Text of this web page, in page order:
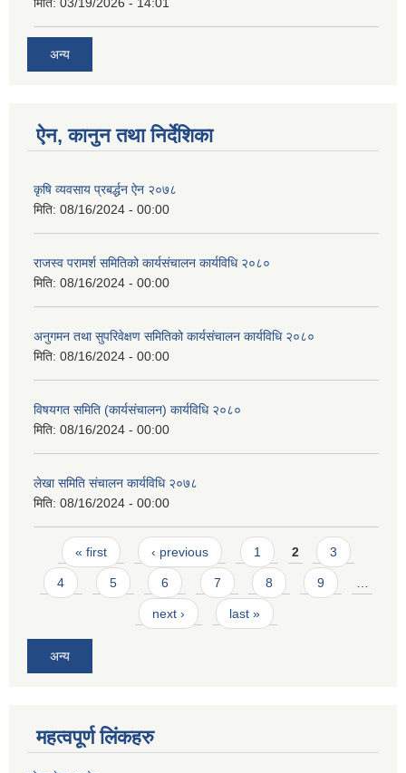
मिति: 03/19/2026 - 14:01
अन्य
ऐन, कानुन तथा निर्देशिका
कृषि व्यवसाय प्रबर्द्धन ऐन २०७८
मिति: 08/16/2024 - 00:00
राजस्व परामर्श समितिको कार्यसंचालन कार्यविधि २०८०
मिति: 08/16/2024 - 00:00
अनुगमन तथा सुपरिवेक्षण समितिको कार्यसंचालन कार्यविधि २०८०
मिति: 08/16/2024 - 00:00
विषयगत समिति (कार्यसंचालन) कार्यविधि २०८०
मिति: 08/16/2024 - 00:00
लेखा समिति संचालन कार्यविधि २०७८
मिति: 08/16/2024 - 00:00
Pages
« first ‹ previous 1 2 3
4 5 6 7 8 9 …
next › last »
अन्य
महत्वपूर्ण लिंकहरु